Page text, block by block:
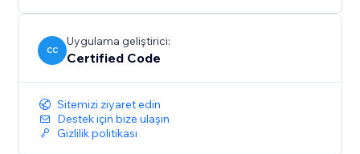
CC
Uygulama geliştirici:
Certified Code
Sitemizi ziyaret edin
Destek için bize ulaşın
Gizlilik politikası